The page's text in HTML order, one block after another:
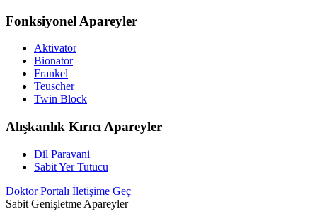
Fonksiyonel Apareyler
Aktivatör
Bionator
Frankel
Teuscher
Twin Block
Alışkanlık Kırıcı Apareyler
Dil Paravani
Sabit Yer Tutucu
Doktor Portalı İletişime Geç
Sabit Genişletme Apareyler